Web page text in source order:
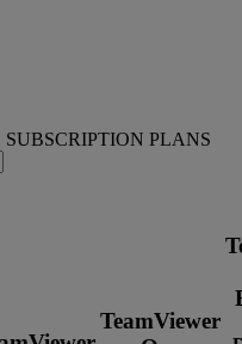
PLANS
TeamViewer